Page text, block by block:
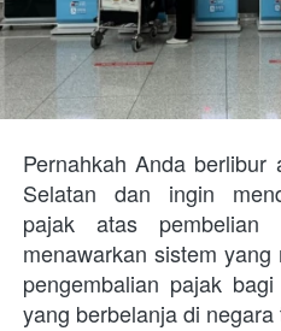
Pernahkah Anda
Selatan dan ingin
pajak atas pembelian
menawarkan sistem
pengembalian pajak
yang berbelanja di negara